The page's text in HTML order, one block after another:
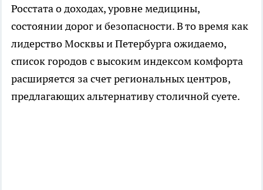
Росстата о доходах, уровне медицины,
состоянии дорог и безопасности. В то время как
лидерство Москвы и Петербурга ожидаемо,
список городов с высоким индексом комфорта
расширяется за счет региональных центров,
предлагающих альтернативу столичной суете.